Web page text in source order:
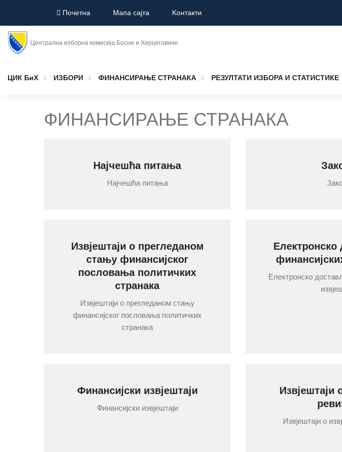
Почетна Мапа сајта Koнтакти
Централна изборна комисија Босне и Херцеговине
ЦИК БиХ ИЗБОРИ ФИНАНСИРАЊЕ СТРАНАКА РЕЗУЛТАТИ ИЗБОРА И СТАТИСТИКЕ
ФИНАНСИРАЊЕ СТРАНАКА
Најчешћа питања
Најчешћа питања
Извјештаји о прегледаном
стању финансијског
пословања политичких
странака
Извјештаји о прегледаном стању
финансијског пословања политичких
странака
Електронско
Финансијски извјештаји
Финансијски извјештаји
Извјештаји
Извјештаји о